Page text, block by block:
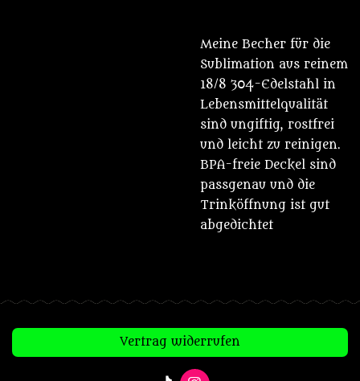
Meine Becher für die
Sublimation aus reinem
18/8 304-Edelstahl in
Lebensmittelqualität
sind ungiftig, rostfrei
und leicht zu reinigen.
BPA-freie Deckel sind
passgenau und die
Trinköffnung ist gut
abgedichtet
Vertrag widerrufen